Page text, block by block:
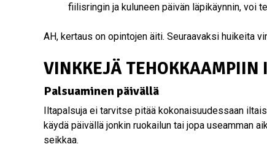
fiilisringin ja kuluneen päivän läpikäynnin, voi
AH, kertaus on opintojen äiti. Seuraavaksi huikeita
VINKKEJÄ TEHOKKAAMPIIN
Palsuaminen päivällä
Iltapalsuja ei tarvitse pitää kokonaisuudessaan
käydä päivällä jonkin ruokailun tai jopa useamman
seikkaa.